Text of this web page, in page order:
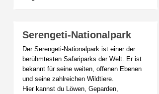
Serengeti-Nationalpark
Der Serengeti-Nationalpark ist einer der
berühmtesten Safariparks der Welt. Er ist
bekannt für seine weiten, offenen Ebenen
und seine zahlreichen Wildtiere.
Hier kannst du Löwen, Geparden,